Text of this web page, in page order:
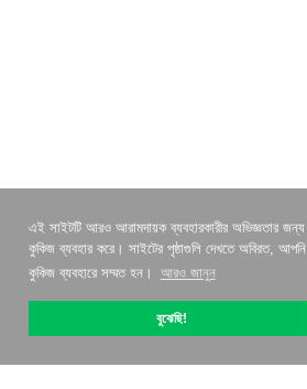
এই সাইটটি আরও আরামদায়ক ব্যবহারকারীর অভিজ্ঞতার জন্য
কুকিজ ব্যবহার করে। সাইটের পৃষ্ঠাগুলি দেখতে অবিরত, আপনি
কুকিজ ব্যবহারে সম্মত হন।
আরও জানুন
বুঝেছি!